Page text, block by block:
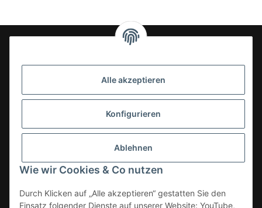
Alle akzeptieren
Konfigurieren
Ablehnen
Wie wir Cookies & Co nutzen
Durch Klicken auf „Alle akzeptieren“ gestatten Sie den
Einsatz folgender Dienste auf unserer Website: YouTube,
24-7en Kioskbedarf GmbH
- Sezer Kahveci & Cengiz Inci
33142 Büren, Deutschland
Kategorien